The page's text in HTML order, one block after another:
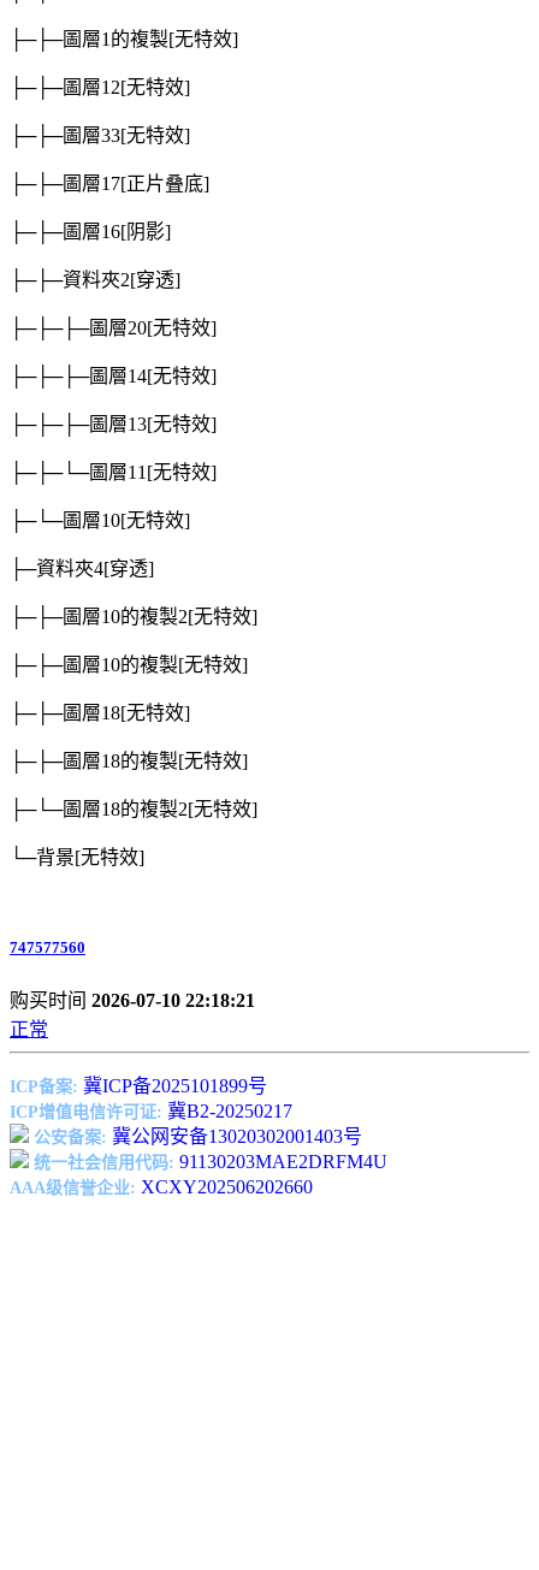
├─├─圖層1的複製[无特效]
├─├─圖層12[无特效]
├─├─圖層33[无特效]
├─├─圖層17[正片叠底]
├─├─圖層16[阴影]
├─├─資料夾2[穿透]
├─├─├─圖層20[无特效]
├─├─├─圖層14[无特效]
├─├─├─圖層13[无特效]
├─├─└─圖層11[无特效]
├─└─圖層10[无特效]
├─資料夾4[穿透]
├─├─圖層10的複製2[无特效]
├─├─圖層10的複製[无特效]
├─├─圖層18[无特效]
├─├─圖層18的複製[无特效]
├─└─圖層18的複製2[无特效]
└─背景[无特效]
747577560
购买时间 2026-07-10 22:18:21
正常
ICP备案: 冀ICP备2025101899号
ICP增值电信许可证: 冀B2-20250217
公安备案: 冀公网安备13020302001403号
统一社会信用代码: 91130203MAE2DRFM4U
AAA级信誉企业: XCXY202506202660